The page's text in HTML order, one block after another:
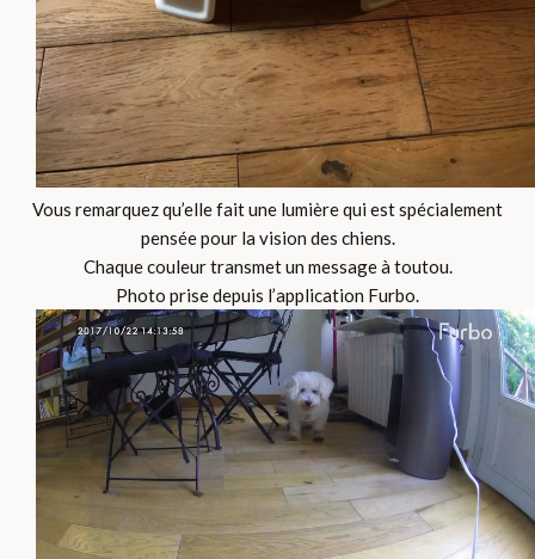
Vous remarquez qu’elle fait une lumière qui est spécialement
pensée pour la vision des chiens.
Chaque couleur transmet un message à toutou.
Photo prise depuis l’application Furbo.